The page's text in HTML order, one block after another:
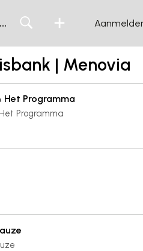
FAQ & Helpcentrum
| Menovia
Het Programma
Programma